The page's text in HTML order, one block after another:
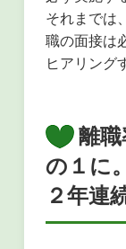
それまでは
職の面接は
ヒアリング
離
の１に
２年連